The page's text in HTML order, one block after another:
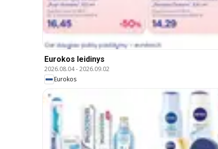
Eurokos leidinys
2026.08.04-2026.09.02
Eurokos